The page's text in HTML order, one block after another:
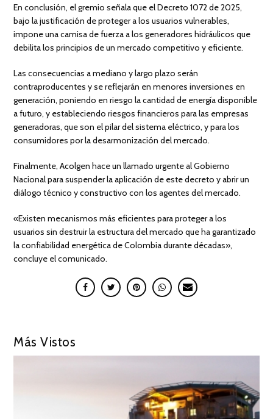
En conclusión, el gremio señala que el Decreto 1072 de 2025,
bajo la justificación de proteger a los usuarios vulnerables,
impone una camisa de fuerza a los generadores hidráulicos que
debilita los principios de un mercado competitivo y eficiente.
Las consecuencias a mediano y largo plazo serán
contraproducentes y se reflejarán en menores inversiones en
generación, poniendo en riesgo la cantidad de energía disponible
a futuro, y estableciendo riesgos financieros para las empresas
generadoras, que son el pilar del sistema eléctrico, y para los
consumidores por la desarmonización del mercado.
Finalmente, Acolgen hace un llamado urgente al Gobierno
Nacional para suspender la aplicación de este decreto y abrir un
diálogo técnico y constructivo con los agentes del mercado.
«Existen mecanismos más eficientes para proteger a los
usuarios sin destruir la estructura del mercado que ha garantizado
la confiabilidad energética de Colombia durante décadas»,
concluye el comunicado.
Más Vistos